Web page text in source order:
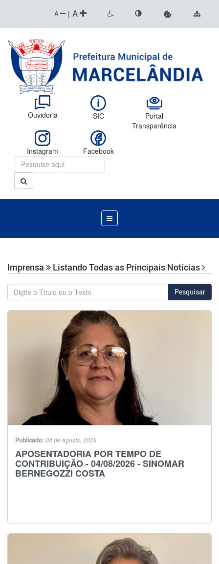
A | A
Ouvidoria SIC
Portal
Transparência
Instagram Facebook
Menu
de
Navegação
Imprensa Listando Todas as Principais Notícias
Pesquisar
Publicado: 04 de Agosto, 2026
APOSENTADORIA POR TEMPO DE
CONTRIBUIÇÃO - 04/08/2026 - SINOMAR
BERNEGOZZI COSTA